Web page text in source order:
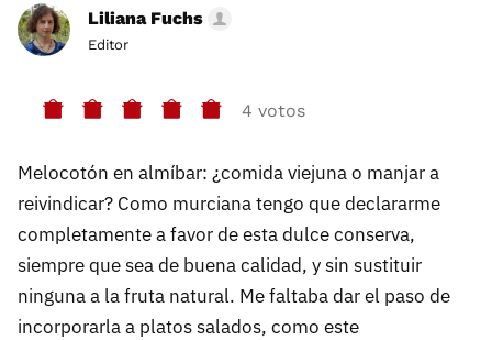
Liliana Fuchs
Editor
4 votos
Melocotón en almíbar: ¿comida viejuna o manjar a
reivindicar? Como murciana tengo que declararme
completamente a favor de esta dulce conserva,
siempre que sea de buena calidad, y sin sustituir
ninguna a la fruta natural. Me faltaba dar el paso de
incorporarla a platos salados, como este